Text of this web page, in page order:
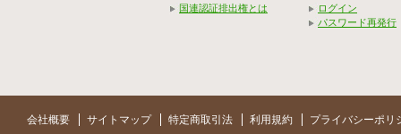
国連認証排出権とは
ログイン
パスワード再発行
会社概要 サイトマップ 特定商取引法 利用規約 プライバシーポリ